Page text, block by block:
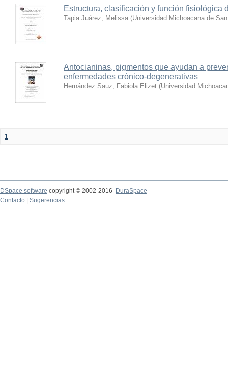
Estructura, clasificación y función fisiológica
Tapia Juárez, Melissa (Universidad Michoacana de
Antocianinas, pigmentos que ayudan a
enfermedades crónico-degenerativas
Hernández Sauz, Fabiola Elizet (Universidad
1
DSpace software copyright © 2002-2016
DuraSpace
Contacto
Sugerencias